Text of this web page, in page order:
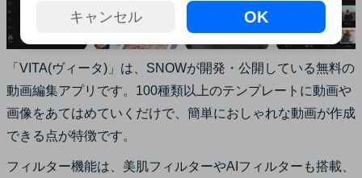
「VITA(ヴィータ)」は、SNOWが開発・公開している無料の
動画編集アプリです。100種類以上のテンプレートに動画や
画像をあてはめていくだけで、簡単におしゃれな動画が作成
できる点が特徴です。
フィルター機能は、美肌フィルターやAIフィルターも搭載、
キャンセル OK